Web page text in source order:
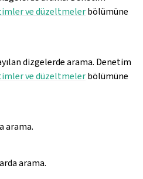
ve düzeltmelerbölümüne
dizgelerde arama. Denetim
ve düzeltmelerbölümüne
arama.
arama.